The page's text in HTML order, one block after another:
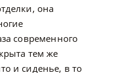
она
современного
тем же
и сиденье, в то